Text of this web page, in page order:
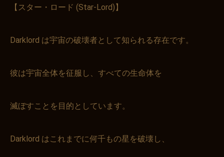
【スター・ロード (Star-Lord)】
Darklord は宇宙の破壊者として知られる存在です。
彼は宇宙全体を征服し、すべての生命体を
滅ぼすことを目的としています。
Darklord はこれまでに何千もの星を破壊し、